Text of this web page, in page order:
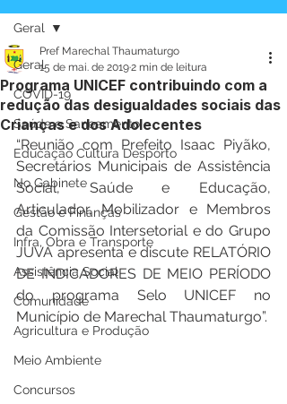
Geral
COVID-19
Saúde e Saneamento
Educação Cultura Desporto
No Gabinete
Gestão e Finanças
Infra, Obra e Transporte
Assistência Social
Comunidade
Agricultura e Produção
Meio Ambiente
Concursos
Geral
Programa UNICEF contribuindo com a
redução das desigualdades sociais das
Crianças e dos Adolecentes
Pref Marechal Thaumaturgo
15 de mai. de 20192 min de leitura
“Reunião com Prefeito Isaac Piyãko,
Secretários Municipais de Assistência
Social, Saúde e Educação,
Articulador, Mobilizador e Membros
da Comissão Intersetorial e do Grupo
JUVA apresenta e discute RELATÓRIO
DE INDICADORES DE MEIO PERÍODO
do programa Selo UNICEF no
Município de Marechal Thaumaturgo”.